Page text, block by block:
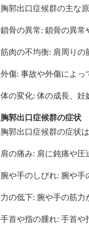
胸郭出口症候群の主な
鎖骨の異常: 鎖骨の異常
筋肉の不均衡: 肩周りの
外傷: 事故や外傷によっ
体の変化: 体の成長、妊
胸郭出口症候群の症状
胸郭出口症候群の症状
肩の痛み: 肩に鈍痛や圧
腕や手のしびれ: 腕や手
力の低下: 腕や手の筋力
手首や指の腫れ: 手首や